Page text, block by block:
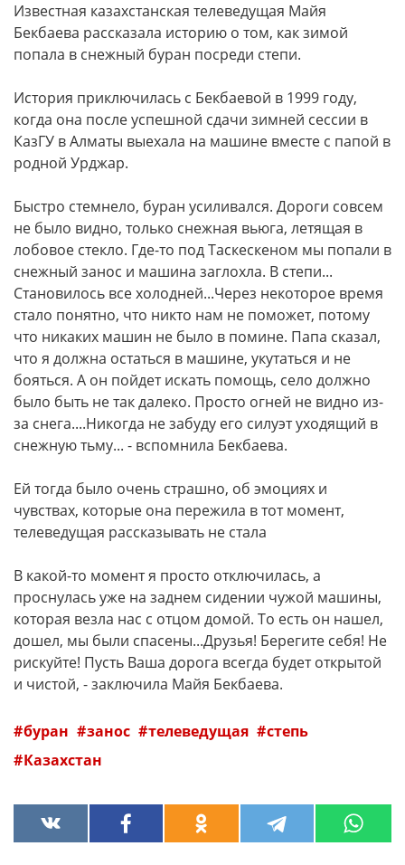
Известная казахстанская телеведущая Майя
Бекбаева рассказала историю о том, как зимой
попала в снежный буран посреди степи.
История приключилась с Бекбаевой в 1999 году,
когда она после успешной сдачи зимней сессии в
КазГУ в Алматы выехала на машине вместе с папой в
родной Урджар.
Быстро стемнело, буран усиливался. Дороги совсем
не было видно, только снежная вьюга, летящая в
лобовое стекло. Где-то под Таскескеном мы попали в
снежный занос и машина заглохла. В степи...
Становилось все холодней...Через некоторое время
стало понятно, что никто нам не поможет, потому
что никаких машин не было в помине. Папа сказал,
что я должна остаться в машине, укутаться и не
бояться. А он пойдет искать помощь, село должно
было быть не так далеко. Просто огней не видно из-
за снега....Никогда не забуду его силуэт уходящий в
снежную тьму... - вспомнила Бекбаева.
Ей тогда было очень страшно, об эмоциях и
чувствах, которые она пережила в тот момент,
телеведущая рассказывать не стала
В какой-то момент я просто отключилась, а
проснулась уже на заднем сидении чужой машины,
которая везла нас с отцом домой. То есть он нашел,
дошел, мы были спасены...Друзья! Берегите себя! Не
рискуйте! Пусть Ваша дорога всегда будет открытой
и чистой, - заключила Майя Бекбаева.
буран занос телеведущая
степь
Казахстан